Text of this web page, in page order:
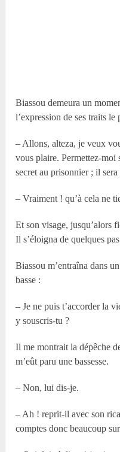
Biassou demeura un
l’expression de ses traits
– Allons, alteza, je veux
vous plaire. Permettez-moi
secret au prisonnier ; il
– Vraiment ! qu’à cela ne
Et son visage, jusqu’alors
Il s’éloigna de quelques
Biassou m’entraîna dans
basse :
– Je ne puis t’accorder la
y souscris-tu ?
Il me montrait la dépêche
m’eût paru une bassesse.
– Non, lui dis-je.
– Ah ! reprit-il avec son
comptes donc beaucoup